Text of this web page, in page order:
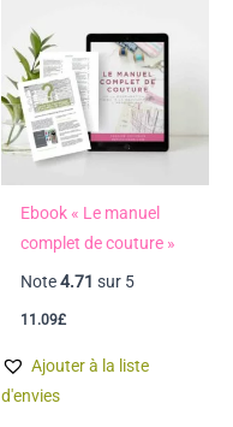
Ebook « Le manuel
complet de couture »
Note4.71 sur 5
11.09£
Ajouter à la liste
d'envies